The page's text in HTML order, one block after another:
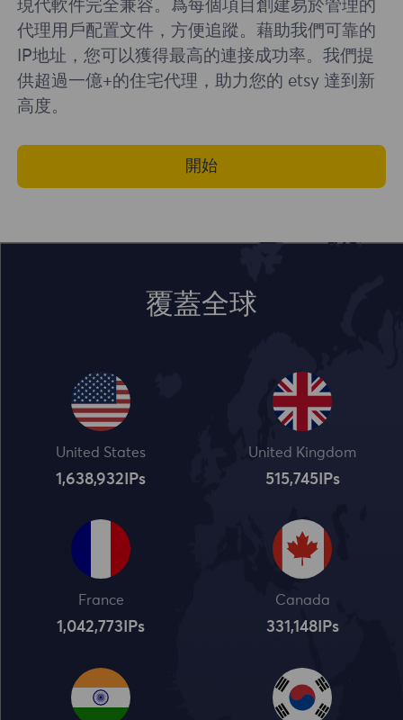
現代軟件完全兼容。爲每個項目創建易於管理的
代理用戶配置文件，方便追蹤。藉助我們可靠的
IP地址，您可以獲得最高的連接成功率。我們提
供超過一億+的住宅代理，助力您的 etsy 達到新
高度。
開始
覆蓋全球
United States
1,638,932 IPs
United Kingdom
515,745IPs
France
1,042,773 IPs
Canada
331,148IPs